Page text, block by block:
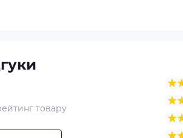
товару